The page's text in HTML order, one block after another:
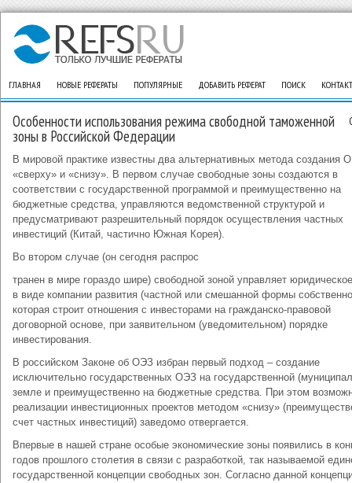
ГЛАВНАЯ НОВЫЕ РЕФЕРАТЫ ПОПУЛЯРНЫЕ ДОБАВИТЬ РЕФЕРАТ ПОИСК
Особенности использования режима свободной таможенной
зоны в Российской Федерации
В мировой практике известны два альтернативных метода создания
«сверху» и «снизу». В первом случае свободные зоны создаются в
соответствии с государственной программой и преимущественно на
бюджетные средства, управляются ведомственной структурой и
предусматривают разрешительный порядок осуществления частных
инвестиций (Китай, частично Южная Корея).
Во втором случае (он сегодня распрос
транен в мире гораздо шире) свободной зоной управляет
в виде компании развития (частной или смешанной формы
которая строит отношения с инвесторами на гражданско-правовой
договорной основе, при заявительном (уведомительном) порядке
инвестирования.
В российском Законе об ОЭЗ избран первый подход – создание
исключительно государственных ОЭЗ на государственной
земле и преимущественно на бюджетные средства. При этом
реализации инвестиционных проектов методом «снизу»
счет частных инвестиций) заведомо отвергается.
Впервые в нашей стране особые экономические зоны появились в
годов прошлого столетия в связи с разработкой, так называемой
государственной концепции свободных зон. Согласно данной